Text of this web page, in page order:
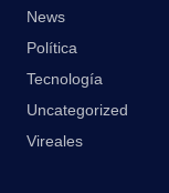
News
Política
Tecnología
Uncategorized
Vireales